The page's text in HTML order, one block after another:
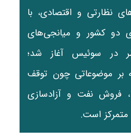
نظارتی و اقتصادی، با
دو کشور و میانجی‌های
در سوئیس آغاز شد؛
بر موضوعاتی چون توقف
فروش نفت و آزادسازی
متمرکز است.